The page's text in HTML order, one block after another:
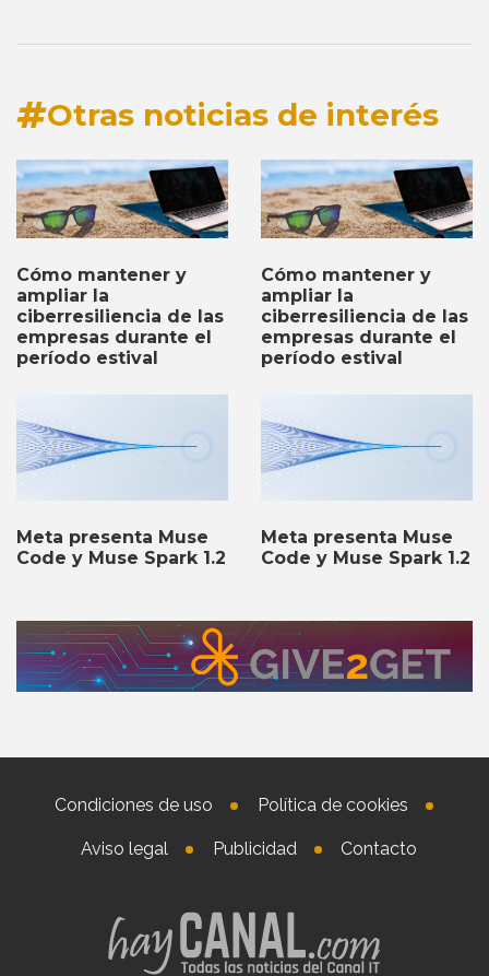
Otras noticias de interés
Cómo mantener y
ampliar la
ciberresiliencia de las
empresas durante el
período estival
Cómo mantener y
ampliar la
ciberresiliencia de las
empresas durante el
período estival
Meta presenta Muse
Code y Muse Spark 1.2
Meta presenta Muse
Code y Muse Spark 1.2
Condiciones de uso Política de cookies
Aviso legal Publicidad Contacto